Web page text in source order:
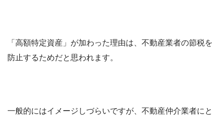
「高額特定資産」が加わった理由は、不動産業者の節税を
防止するためだと思われます。
一般的にはイメージしづらいですが、不動産仲介業者にと